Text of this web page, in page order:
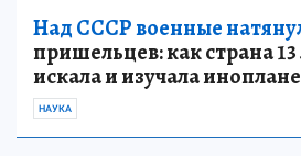
Над СССР военные
пришельцев: как страна
искала и изучала
НАУКА